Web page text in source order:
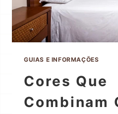
GUIAS E INFORMAÇÕES
Cores Que
Combinam